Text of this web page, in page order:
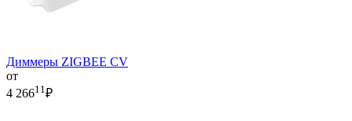
Диммеры ZIGBEE CV
от
4 26611 ₽